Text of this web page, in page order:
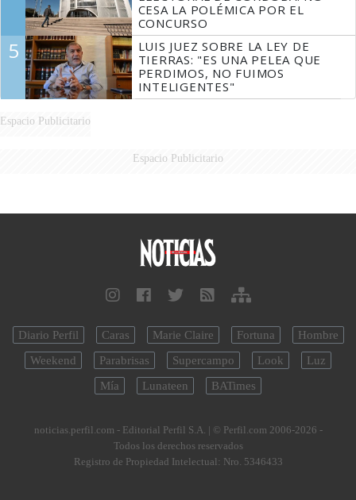
CESA LA POLÉMICA POR EL
CONCURSO
5
LUIS JUEZ SOBRE LA LEY DE
TIERRAS: "ES UNA PELEA QUE
PERDIMOS, NO FUIMOS
INTELIGENTES"
Espacio Publicitario
Espacio Publicitario
Diario Perfil Caras Marie Claire Fortuna
Hombre
Weekend
Parabrisas Supercampo Look
Luz
Mía
Lunateen BATimes
noticias.perfil.com - Editorial Perfil S.A. | © Perfil.com 2006-2026 -
Todos los derechos reservados
Registro de Propiedad Intelectual: Nro. 5346433